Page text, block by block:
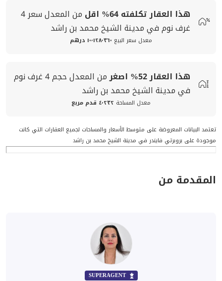
هذا العقار تكلفته64% اقل من المعدلسعر4
غرف نوم في مدينة الشيخ محمد بن راشد
معدل سعر البيع ١٠٬١٢٨٬٣٦٠ درهم
هذا العقار52% اصغرمن المعدلحجم
4 غرف نوم
في مدينة الشيخ محمد بن راشد
معدل المساحة ٤٬٢٣٢ قدم مربع
تعتمد البيانات المعروضة على متوسط الأسعار والمساحات لجميع العقارات التي كانت
موجودة على بروبرتي فايندر في مدينة الشيخ محمد بن راشد
المقدمة من
SUPERAGENT